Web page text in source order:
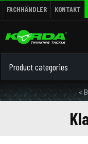
FACHHÄNDLER KONTAKT
Product categories
<